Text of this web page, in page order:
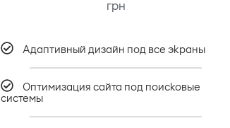
грн
Адаптивный дизайн под все экраны
Оптимизация сайта под поисковые
системы